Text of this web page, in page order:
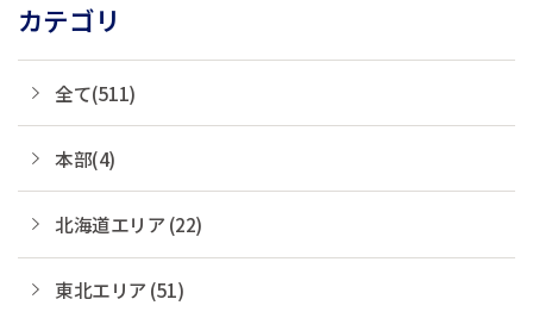
カテゴリ
全て(511)
本部(4)
北海道エリア (22)
東北エリア (51)